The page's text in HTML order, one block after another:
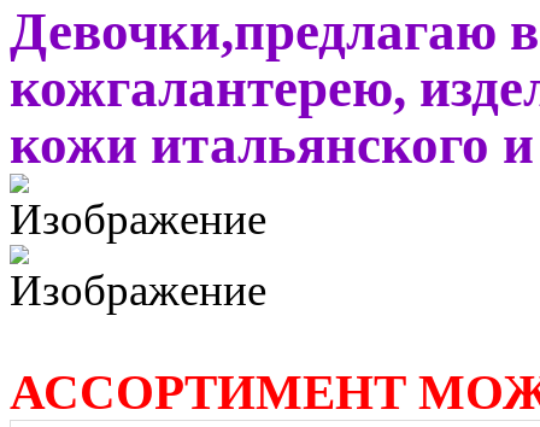
Девочки,предлагаю
кожгалантерею,
кожи итальянского
АССОРТИМЕНТ